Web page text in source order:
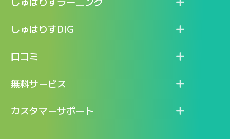
特長
料金
新着情報
ログイン
しゅはりすDIG
記事一覧
口コミ
口コミ一覧
無料サービス
LINEで『Iパス ならし学習』
カスタマーサポート